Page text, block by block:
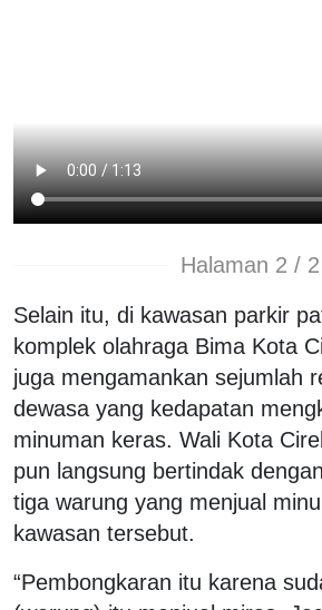
Halaman 2 / 2
Selain itu, di kawasan parkir
komplek olahraga Bima Kota
juga mengamankan sejumlah
dewasa yang kedapatan
minuman keras. Wali Kota
pun langsung bertindak
tiga warung yang menjual
kawasan tersebut.
“Pembongkaran itu karena